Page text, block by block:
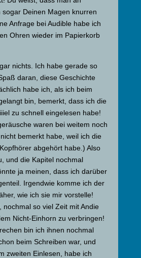
sogar Deinen Magen knurren
Anfrage bei Audible habe ich
Ohren wieder im Papierkorb
nichts. Ich habe gerade so
daran, diese Geschichte
habe ich, als ich beim
bin, bemerkt, dass ich die
zu schnell eingelesen habe!
waren bei weitem noch
bemerkt habe, weil ich die
abgehört habe.) Also
und die Kapitel nochmal
ja meinen, dass ich darüber
Irgendwie komme ich der
wie ich sie mir vorstelle!
nochmal so viel Zeit mit Andie
Nicht-Einhorn zu verbringen!
bin ich ihnen nochmal
beim Schreiben war, und
zweiten Einlesen, habe ich